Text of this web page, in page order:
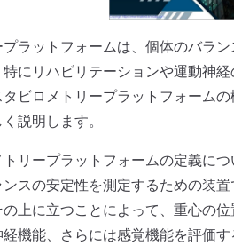
ラットフォームは、個体のバラ
にリハビリテーションや運動神
ビロメトリープラットフォーム
説明します。
リープラットフォームの定義に
スの安定性を測定するための装
上に立つことによって、重心の
機能、さらには感覚機能を評価